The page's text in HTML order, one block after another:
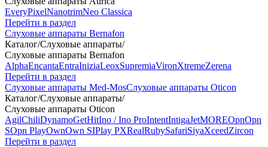
EveryPixelNanotrimNeo Classica
Перейти в раздел
Слуховые аппараты Bernafon
Каталог/Слуховые аппараты/
Слуховые аппараты Bernafon
AlphaEncantaEntraIniziaLeoxSupremiaVironXtremeZerena
Перейти в раздел
Слуховые аппараты Med-MosСлуховые аппараты Oticon
Каталог/Слуховые аппараты/
Слуховые аппараты Oticon
AgilChiliDynamoGetHitIno / Ino ProIntentIntigaJetMOREOpnOpn
SOpn PlayOwnOwn SIPlay PXRealRubySafariSiyaXceedZircon
Перейти в раздел